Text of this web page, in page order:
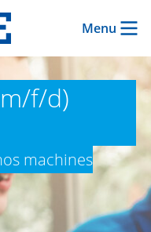
Menu
f/d)
machines